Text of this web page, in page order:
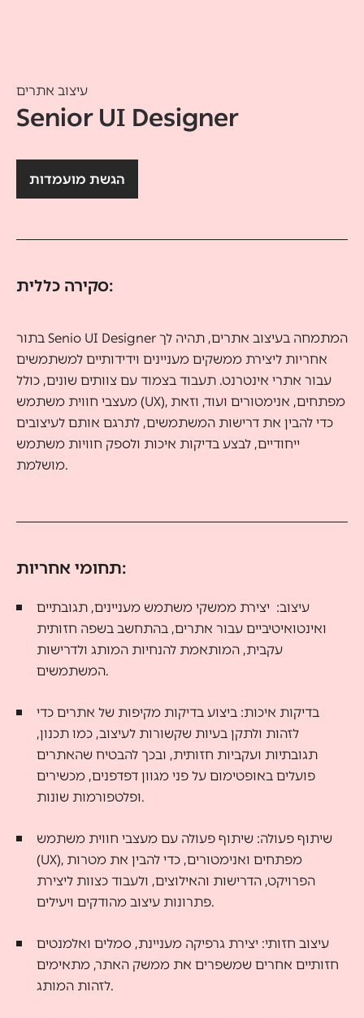
עיצוב אתרים
Senior UI Designer
הגשת מועמדות
סקירה כללית:
בתור Senio UI Designer המתמחה בעיצוב אתרים, תהיה לך
אחריות ליצירת ממשקים מעניינים וידידותיים למשתמשים
עבור אתרי אינטרנט. תעבוד בצמוד עם צוותים שונים, כולל
מעצבי חווית משתמש (UX), מפתחים, אנימטורים ועוד, וזאת
כדי להבין את דרישות המשתמשים, לתרגם אותם לעיצובים
ייחודיים, לבצע בדיקות איכות ולספק חוויות משתמש
מושלמת.
תחומי אחריות:
עיצוב: יצירת ממשקי משתמש מעניינים, תגובתיים
ואינטואיטיביים עבור אתרים, בהתחשב בשפה חזותית
עקבית, המותאמת להנחיות המותג ולדרישות
המשתמשים.
בדיקות איכות: ביצוע בדיקות מקיפות של אתרים כדי
לזהות ולתקן בעיות שקשורות לעיצוב, כמו תכנון,
תגובתיות ועקביות חזותית, ובכך להבטיח שהאתרים
פועלים באופטימום על פני מגוון דפדפנים, מכשירים
ופלטפורמות שונות.
שיתוף פעולה: שיתוף פעולה עם מעצבי חווית משתמש
(UX), מפתחים ואנימטורים, כדי להבין את מטרות
הפרויקט, הדרישות והאילוצים, ולעבוד כצוות ליצירת
פתרונות עיצוב מהודקים ויעילים.
עיצוב חזותי: יצירת גרפיקה מעניינת, סמלים ואלמנטים
חזותיים אחרים שמשפרים את ממשק האתר, מתאימים
לזהות המותג.